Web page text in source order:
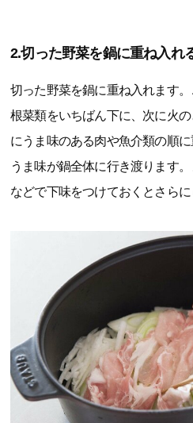
2.切った野菜を鍋に重ね入れ
切った野菜を鍋に重ね入れます
根菜類をいちばん下に、次に火
にうま味のある肉や魚介類の順
うま味が鍋全体に行き渡ります
などで下味をつけておくとさら